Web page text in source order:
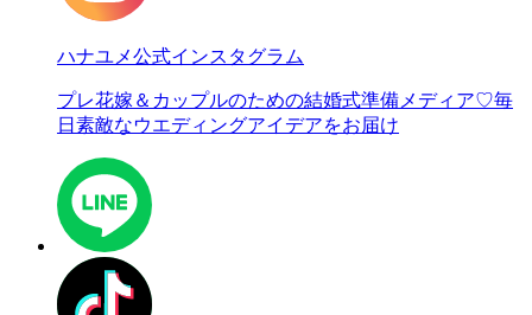
ハナユメ公式インスタグラム
プレ花嫁＆カップルのための結婚式準備メディア♡毎
日素敵なウエディングアイデアをお届け